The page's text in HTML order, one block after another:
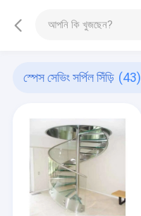
স্পেস সেভিং সর্পিল সিঁড়ি (43)